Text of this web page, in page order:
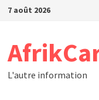
Passer
7 août 2026
L'autre information